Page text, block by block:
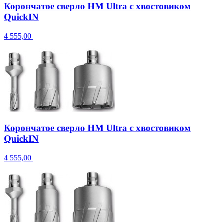
Корончатое сверло HM Ultra с хвостовиком
QuickIN
4 555,00
Корончатое сверло HM Ultra с хвостовиком
QuickIN
4 555,00